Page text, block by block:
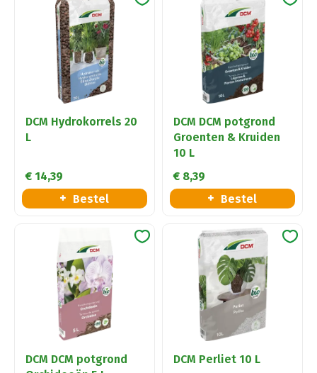
DCM Hydrokorrels 20
L
€ 14,39
Bestel
DCM DCM potgrond
Groenten & Kruiden
10 L
€ 8,39
Bestel
DCM DCM potgrond
DCM Perliet 10 L